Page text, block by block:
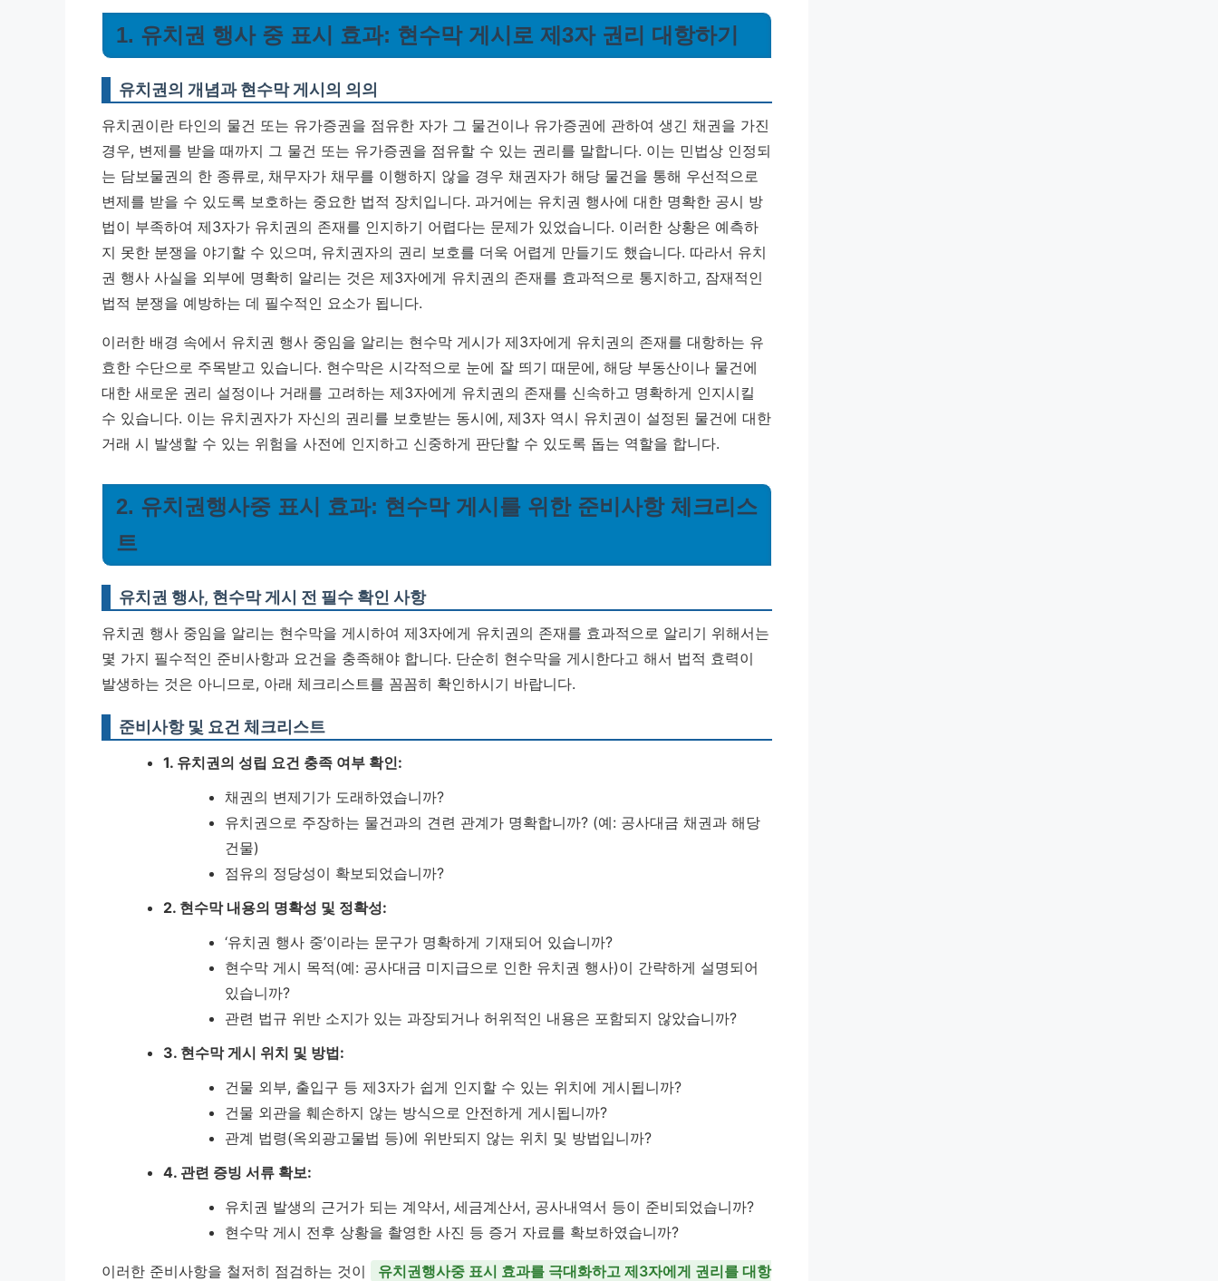
1. 유치권 행사 중 표시 효과: 현수막 게시로 제3자 권리 대항하기
유치권의 개념과 현수막 게시의 의의
유치권이란 타인의 물건 또는 유가증권을 점유한 자가 그 물건이나 유가증권에 관하여 생긴 채권을 가진
경우, 변제를 받을 때까지 그 물건 또는 유가증권을 점유할 수 있는 권리를 말합니다. 이는 민법상 인정되
는 담보물권의 한 종류로, 채무자가 채무를 이행하지 않을 경우 채권자가 해당 물건을 통해 우선적으로
변제를 받을 수 있도록 보호하는 중요한 법적 장치입니다. 과거에는 유치권 행사에 대한 명확한 공시 방
법이 부족하여 제3자가 유치권의 존재를 인지하기 어렵다는 문제가 있었습니다. 이러한 상황은 예측하
지 못한 분쟁을 야기할 수 있으며, 유치권자의 권리 보호를 더욱 어렵게 만들기도 했습니다. 따라서 유치
권 행사 사실을 외부에 명확히 알리는 것은 제3자에게 유치권의 존재를 효과적으로 통지하고, 잠재적인
법적 분쟁을 예방하는 데 필수적인 요소가 됩니다.
이러한 배경 속에서 유치권 행사 중임을 알리는 현수막 게시가 제3자에게 유치권의 존재를 대항하는 유
효한 수단으로 주목받고 있습니다. 현수막은 시각적으로 눈에 잘 띄기 때문에, 해당 부동산이나 물건에
대한 새로운 권리 설정이나 거래를 고려하는 제3자에게 유치권의 존재를 신속하고 명확하게 인지시킬
수 있습니다. 이는 유치권자가 자신의 권리를 보호받는 동시에, 제3자 역시 유치권이 설정된 물건에 대한
거래 시 발생할 수 있는 위험을 사전에 인지하고 신중하게 판단할 수 있도록 돕는 역할을 합니다.
2. 유치권행사중 표시 효과: 현수막 게시를 위한 준비사항 체크리스
트
유치권 행사, 현수막 게시 전 필수 확인 사항
유치권 행사 중임을 알리는 현수막을 게시하여 제3자에게 유치권의 존재를 효과적으로 알리기 위해서는
몇 가지 필수적인 준비사항과 요건을 충족해야 합니다. 단순히 현수막을 게시한다고 해서 법적 효력이
발생하는 것은 아니므로, 아래 체크리스트를 꼼꼼히 확인하시기 바랍니다.
준비사항 및 요건 체크리스트
1. 유치권의 성립 요건 충족 여부 확인:
채권의 변제기가 도래하였습니까?
유치권으로 주장하는 물건과의 견련 관계가 명확합니까? (예: 공사대금 채권과 해당
건물)
점유의 정당성이 확보되었습니까?
2. 현수막 내용의 명확성 및 정확성:
‘유치권 행사 중’이라는 문구가 명확하게 기재되어 있습니까?
현수막 게시 목적(예: 공사대금 미지급으로 인한 유치권 행사)이 간략하게 설명되어
있습니까?
관련 법규 위반 소지가 있는 과장되거나 허위적인 내용은 포함되지 않았습니까?
3. 현수막 게시 위치 및 방법:
건물 외부, 출입구 등 제3자가 쉽게 인지할 수 있는 위치에 게시됩니까?
건물 외관을 훼손하지 않는 방식으로 안전하게 게시됩니까?
관계 법령(옥외광고물법 등)에 위반되지 않는 위치 및 방법입니까?
4. 관련 증빙 서류 확보:
유치권 발생의 근거가 되는 계약서, 세금계산서, 공사내역서 등이 준비되었습니까?
현수막 게시 전후 상황을 촬영한 사진 등 증거 자료를 확보하였습니까?
이러한 준비사항을 철저히 점검하는 것이 유치권행사중 표시 효과를 극대화하고 제3자에게 권리를 대항